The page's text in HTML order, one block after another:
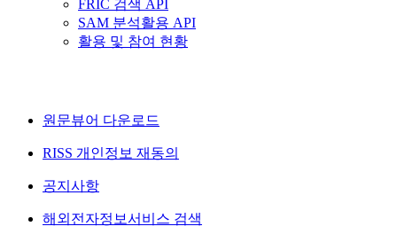
FRIC 검색 API
SAM 분석활용 API
활용 및 참여 현황
원문뷰어 다운로드
RISS 개인정보 재동의
공지사항
해외전자정보서비스 검색